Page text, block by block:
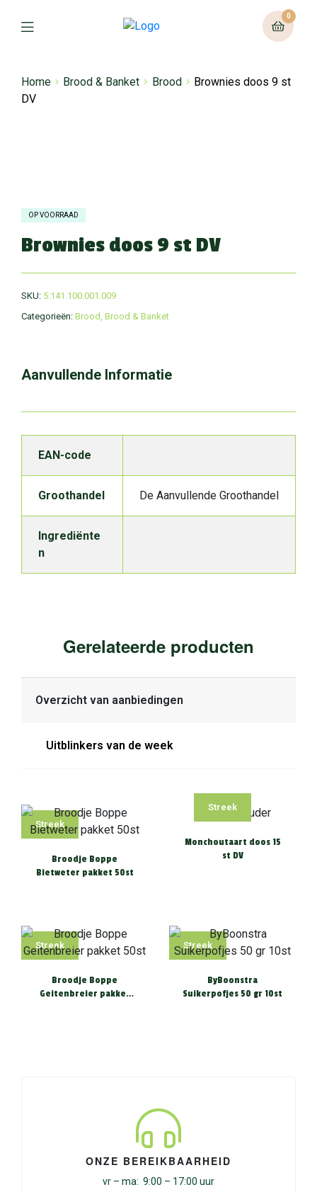
0
Home Brood & Banket Brood
Brownies doos 9 st
DV
OP VOORRAAD
Brownies doos 9 st DV
SKU: 5.141.100.001.009
Categorieën: Brood Brood & Banket
Aanvullende Informatie
EAN-code
Groothandel De Aanvullende Groothandel
Ingrediënte
n
Gerelateerde producten
Overzicht van aanbiedingen
Uitblinkers van de week
Streek
Broodje Boppe
Bietweter pakket 50st
Streek
Monchoutaart doos 15
st DV
Streek
Broodje Boppe
Geitenbreier pakket
Streek
ByBoonstra
Suikerpofjes 50 gr 10st
ONZE BEREIKBAARHEID
vr – ma: 9:00 – 17:00 uur